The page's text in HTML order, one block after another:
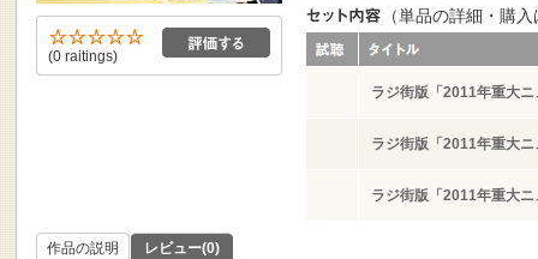
(0 raitings)
（単品の詳細・購
ラジ街版「2011年重大
ラジ街版「2011年重大
ラジ街版「2011年重大
作品の説明 レビュー(0)